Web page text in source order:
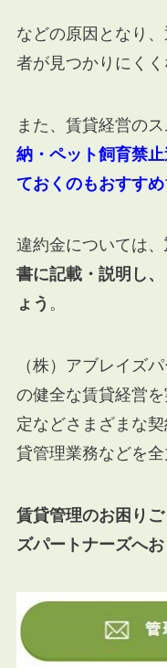
などの原因となり
者が見つかりにくく
また、賃貸経営の
納・ペット飼育禁
ておくのもおすすめ
違約金については、
書に記載・説明し
ょう 。
（株）アブレイズ
の健全な賃貸経営
定などさまざまな
貸管理業務などを全
賃貸管理のお困り
ズパートナーズへお